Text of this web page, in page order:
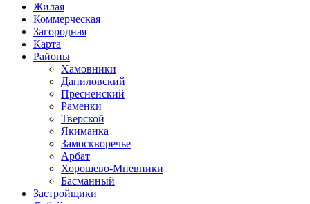
Жилая
Коммерческая
Загородная
Карта
Районы
Хамовники
Даниловский
Пресненский
Раменки
Тверской
Якиманка
Замоскворечье
Арбат
Хорошево-Мневники
Басманный
Застройщики